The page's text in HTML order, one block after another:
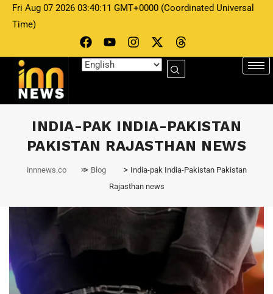
Fri Aug 07 2026 03:40:11 GMT+0000 (Coordinated Universal
Time)
INDIA-PAK INDIA-PAKISTAN
PAKISTAN RAJASTHAN NEWS
innnews.co > Blog > India-pak India-Pakistan Pakistan
Rajasthan news